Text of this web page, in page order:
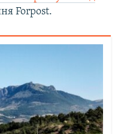
Forpost.